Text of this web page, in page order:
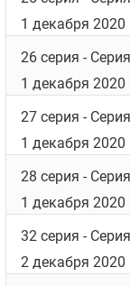
1 декабря 2020
26 серия -
1 декабря 2020
27 серия -
1 декабря 2020
28 серия -
1 декабря 2020
32 серия -
2 декабря 2020